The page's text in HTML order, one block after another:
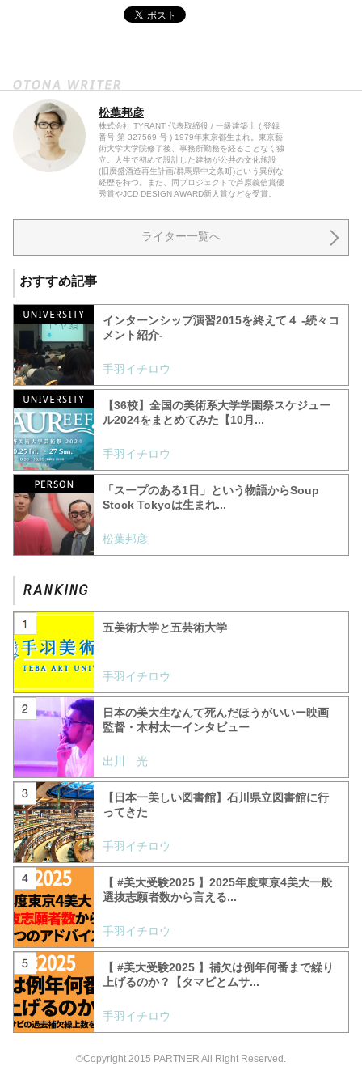
松葉邦彦
株式会社 TYRANT 代表取締役 / 一級建築士 ( 登録
番号 第 327569 号 ) 1979年東京都生まれ。東京藝
術大学大学院修了後、事務所勤務を経ることなく独
立。人生で初めて設計した建物が公共の文化施設
(旧廣盛酒造再生計画/群馬県中之条町)という異例な
経歴を持つ。また、同プロジェクトで芦原義信賞優
秀賞やJCD DESIGN AWARD新人賞などを受賞。
ライター一覧へ
おすすめ記事
インターンシップ演習2015を終えて４ -続々コ
メント紹介-
手羽イチロウ
【36校】全国の美術系大学学園祭スケジュー
ル2024をまとめてみた【10月...
手羽イチロウ
「スープのある1日」という物語からSoup
Stock Tokyoは生まれ...
松葉邦彦
五美術大学と五芸術大学
手羽イチロウ
日本の美大生なんて死んだほうがいいー映画
監督・木村太一インタビュー
出川 光
【日本一美しい図書館】石川県立図書館に行
ってきた
手羽イチロウ
【 #美大受験2025 】2025年度東京4美大一般
選抜志願者数から言える...
手羽イチロウ
【 #美大受験2025 】補欠は例年何番まで繰り
上げるのか？【タマビとムサ...
手羽イチロウ
©Copyright 2015 PARTNER All Right Reserved.